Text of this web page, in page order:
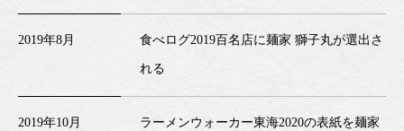
2019年8月 食べログ2019百名店に麺家 獅子丸が選出さ
れる
2019年10月 ラーメンウォーカー東海2020の表紙を麺家